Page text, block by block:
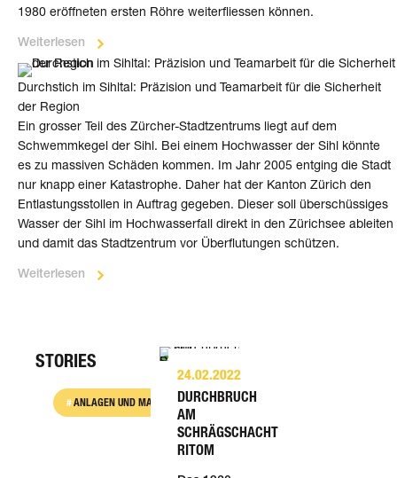
1980 eröff­ne­ten ersten Röhre weiter­flies­sen können.
Weiterlesen
Durchstich im Sihltal: Präzision und Teamarbeit für die Sicherheit
der Region
Ein grosser Teil des Zürcher-Stadt­zent­rums liegt auf dem
Schwemm­kegel der Sihl. Bei einem Hoch­wasser der Sihl könnte
es zu mas­si­ven Schäden kom­men. Im Jahr 2005 ent­ging die Stadt
nur knapp einer Kata­stro­phe. Daher hat der Kanton Zürich den
Entl­as­tungs­stol­len in Auf­trag gege­ben. Dieser soll über­schüs­si­ges
Was­ser der Sihl im Hoch­was­ser­fall direkt in den Zürich­see ableiten
und damit das Stadt­zent­rum vor Über­flu­tun­gen schüt­zen.
Weiterlesen
STORIES
ANLAGEN UND MASCHINEN BAU
24.02.2022
DURCHBRUCH
AM
SCHRÄGSCHACHT
RITOM